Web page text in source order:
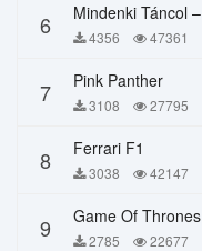
6 4356 47361
7 Pink Panther
3108 27795
8 Ferrari F1
3038 42147
9 Game Of Thrones
2785 22677